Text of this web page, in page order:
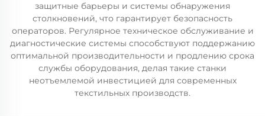
защитные барьеры и системы обнаружения
столкновений, что гарантирует безопасность
операторов. Регулярное техническое обслуживание и
диагностические системы способствуют поддержанию
оптимальной производительности и продлению срока
службы оборудования, делая такие станки
неотъемлемой инвестицией для современных
текстильных производств.